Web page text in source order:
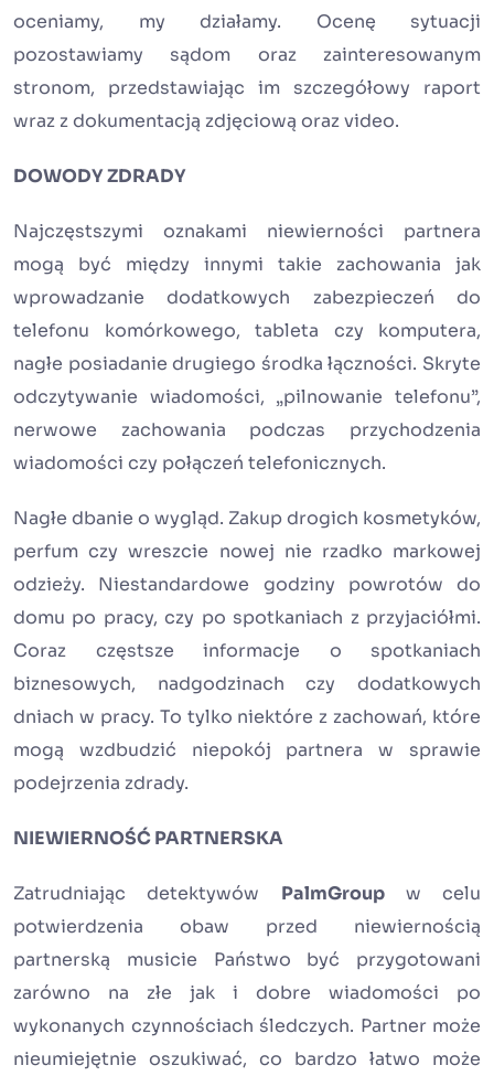
oceniamy, my działamy. Ocenę sytuacji
pozostawiamy sądom oraz zainteresowanym
stronom, przedstawiając im szczegółowy raport
wraz z dokumentacją zdjęciową oraz video.
DOWODY ZDRADY
Najczęstszymi oznakami niewierności partnera
mogą być między innymi takie zachowania jak
wprowadzanie dodatkowych zabezpieczeń do
telefonu komórkowego, tableta czy komputera,
nagłe posiadanie drugiego środka łączności. Skryte
odczytywanie wiadomości, „pilnowanie telefonu”,
nerwowe zachowania podczas przychodzenia
wiadomości czy połączeń telefonicznych.
Nagłe dbanie o wygląd. Zakup drogich kosmetyków,
perfum czy wreszcie nowej nie rzadko markowej
odzieży. Niestandardowe godziny powrotów do
domu po pracy, czy po spotkaniach z przyjaciółmi.
Coraz częstsze informacje o spotkaniach
biznesowych, nadgodzinach czy dodatkowych
dniach w pracy. To tylko niektóre z zachowań, które
mogą wzdbudzić niepokój partnera w sprawie
podejrzenia zdrady.
NIEWIERNOŚĆ PARTNERSKA
Zatrudniając detektywów PalmGroupw celu
potwierdzenia obaw przed niewiernością
partnerską musicie Państwo być przygotowani
zarówno na złe jak i dobre wiadomości po
wykonanych czynnościach śledczych. Partner może
nieumiejętnie oszukiwać, co bardzo łatwo może